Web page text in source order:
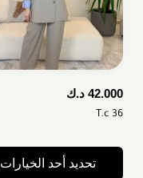
42.000 د.ك
T.c 36
تحديد أحد الخيارات